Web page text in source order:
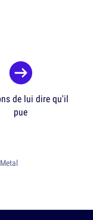
de lui dire qu'il
pue